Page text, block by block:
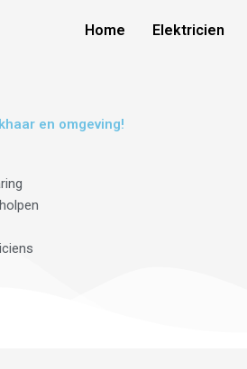
Home Elektricien
en omgeving!